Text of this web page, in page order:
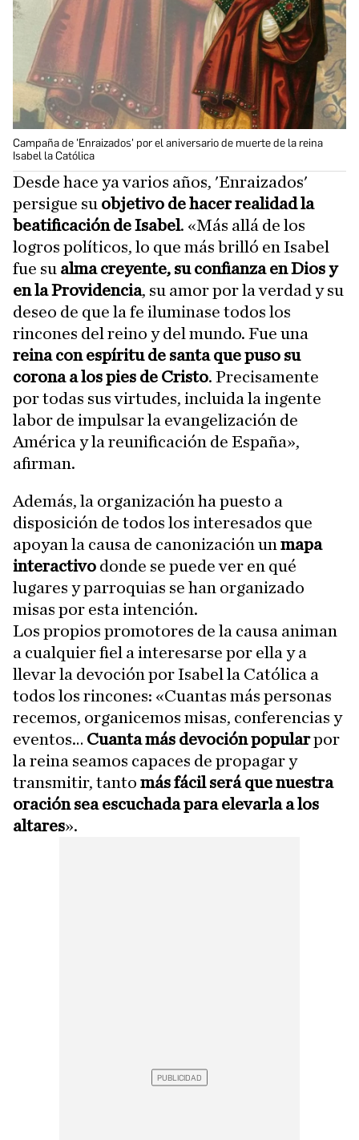
Campaña de 'Enraizados' por el aniversario de muerte de la reina
Isabel la Católica
Desde hace ya varios años, 'Enraizados'
persigue su objetivo de hacer realidad la
beatificación de Isabel. «Más allá de los
logros políticos, lo que más brilló en Isabel
fue su alma creyente, su confianza en Dios y
en la Providencia, su amor por la verdad y su
deseo de que la fe iluminase todos los
rincones del reino y del mundo. Fue una
reina con espíritu de santa que puso su
corona a los pies de Cristo. Precisamente
por todas sus virtudes, incluida la ingente
labor de impulsar la evangelización de
América y la reunificación de España»,
afirman.
Además, la organización ha puesto a
disposición de todos los interesados que
apoyan la causa de canonización un mapa
interactivo donde se puede ver en qué
lugares y parroquias se han organizado
misas por esta intención.
Los propios promotores de la causa animan
a cualquier fiel a interesarse por ella y a
llevar la devoción por Isabel la Católica a
todos los rincones: «Cuantas más personas
recemos, organicemos misas, conferencias y
eventos… Cuanta más devoción popularpor
la reina seamos capaces de propagar y
transmitir, tanto más fácil será que nuestra
oración sea escuchada para elevarla a los
altares».